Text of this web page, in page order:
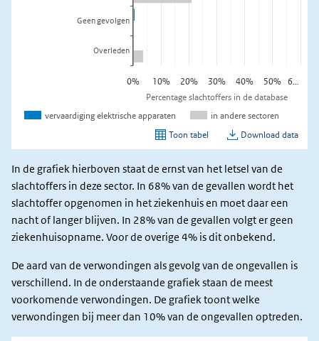
In de grafiek hierboven staat de ernst van het letsel van de
slachtoffers in deze sector. In 68% van de gevallen wordt het
slachtoffer opgenomen in het ziekenhuis en moet daar een
nacht of langer blijven. In 28% van de gevallen volgt er geen
ziekenhuisopname. Voor de overige 4% is dit onbekend.
De aard van de verwondingen als gevolg van de ongevallen is
verschillend. In de onderstaande grafiek staan de meest
voorkomende verwondingen. De grafiek toont welke
verwondingen bij meer dan 10% van de ongevallen optreden.